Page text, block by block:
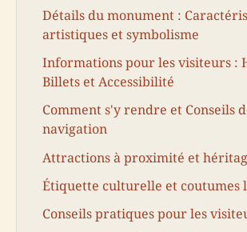
Détails du monument :
artistiques et symbolisme
Informations pour les visiteurs :
Billets et Accessibilité
Comment s'y rendre et Conseils
navigation
Attractions à proximité et
Étiquette culturelle et coutumes
Conseils pratiques pour les